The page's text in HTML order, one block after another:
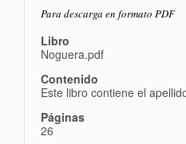
Para descarga en formato PDF
Libro
Noguera.pdf
Contenido
Este libro contiene el
Páginas
26